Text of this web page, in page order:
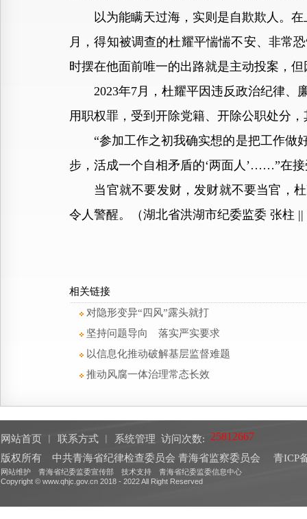
以为能瞒天过海，实则是自欺欺人。在
月，得知被调查的杜耀平惴惴不安、非常
时摆在他面前唯一的出路就是主动投案，
2023年7月，杜耀平因违反政治纪律、
用职权罪，受到开除党籍、开除公职处分
“参加工作之初我确实想的是把工作做好
步，活成一个自相矛盾的‘两面人’……”在
当官就不要发财，发财就不要当官，杜
令人警醒。（湖北省洪湖市纪委监委 张柱
相关链接
对隐形变异“四风”露头就打
坚持问题导向 落实严实要求
以信息化推动破解基层监督难题
推动风腐一体治理常态长效
网站首页 联系方式 系统管理 访问次数:
版权所有 中共青海省纪律检查委员会 青海省监察委员会
青ICP
网站维护 青海省纪委监委宣传部 技术支持 青海省纪委监委信息中心
Copyright © www.qhjc.gov.cn 2018 - 2022 All Right Reserved